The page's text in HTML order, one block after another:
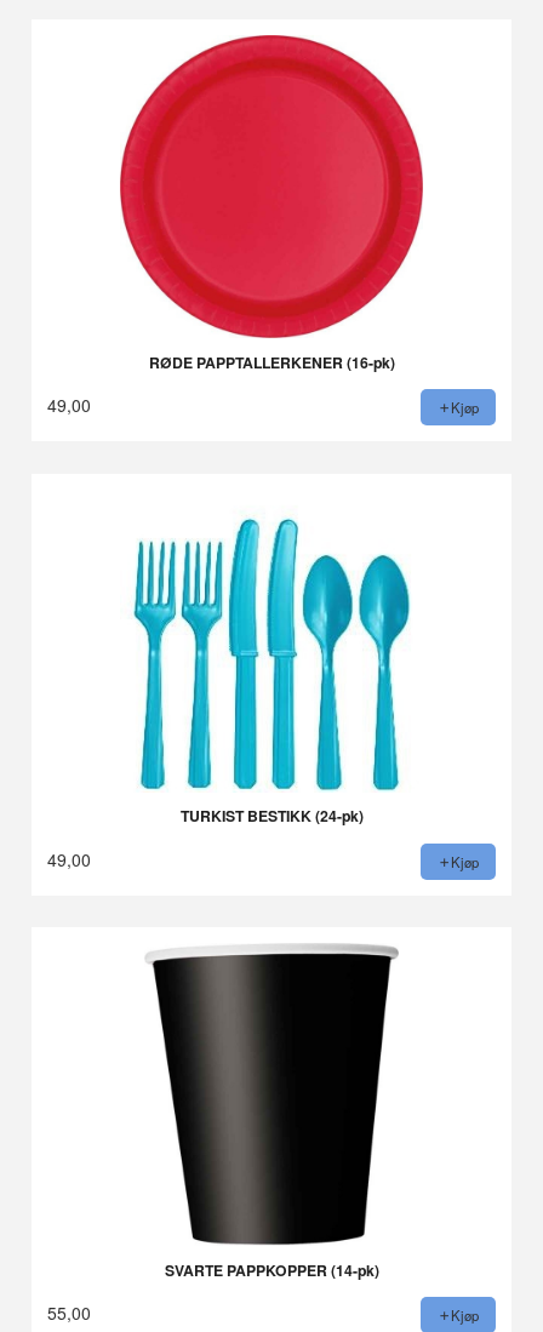
RØDE PAPPTALLERKENER (16-pk)
49,00 Kjøp
TURKIST BESTIKK (24-pk)
49,00 Kjøp
SVARTE PAPPKOPPER (14-pk)
55,00 Kjøp